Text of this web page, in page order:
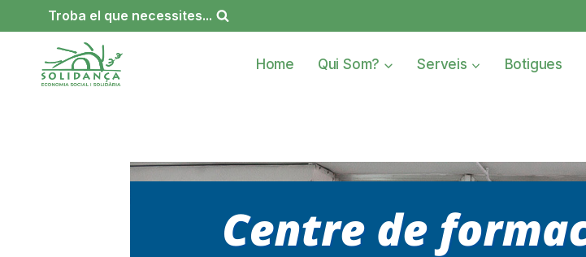
Troba el que necessites...
Home Qui Som? Serveis Botigues